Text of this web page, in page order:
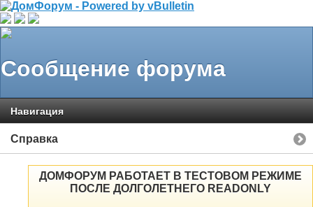
Сообщение форума
Навигация
Справка
ДОМФОРУМ РАБОТАЕТ В ТЕСТОВОМ РЕЖИМЕ
ПОСЛЕ ДОЛГОЛЕТНЕГО READONLY